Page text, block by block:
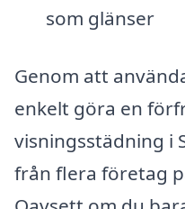
som glänser
Genom att
enkelt göra en
visningsstädning i
från flera företag